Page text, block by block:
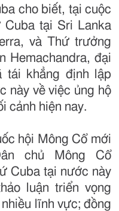
cho biết, tại cuộc
tại Sri Lanka
và Thứ trưởng
Hemachandra, đại
tái khẳng định lập
này về việc ủng hộ
cảnh hiện nay.
hội Mông Cổ mới
chủ Mông Cổ
Cuba tại nước này
luận triển vọng
lĩnh vực; đồng